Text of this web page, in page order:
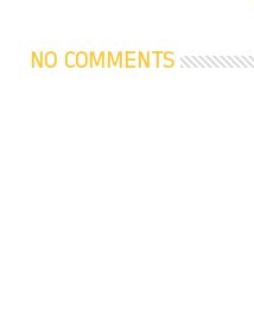
NO COMMENTS